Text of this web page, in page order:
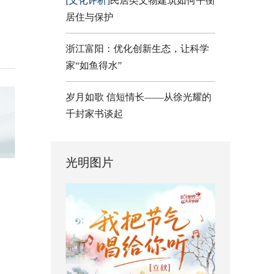
居住与保护
浙江富阳：优化创新生态，让科学
家“如鱼得水”
岁月如歌 信短情长——从徐光耀的
千封家书谈起
光明图片